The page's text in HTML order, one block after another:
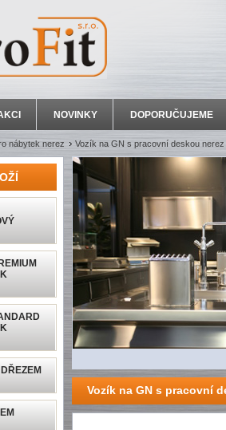
NOVINKY DOPORUČUJEME
nábytek nerez Vozík na GN s pracovní deskou
Vozík na GN s pracovní